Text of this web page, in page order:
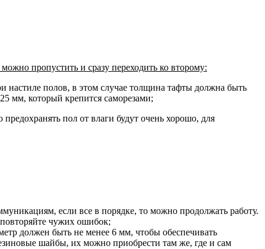
пропустить и сразу переходить ко второму:
настиле полов, в этом случае толщина тафты должна быть
мм, который крепится саморезами;
пол от влаги будут очень хорошо, для
если все в порядке, то можно продолжать работу.
чужих ошибок;
должен быть не менее 6 мм, чтобы обеспечивать
шайбы, их можно приобрести там же, где и сам